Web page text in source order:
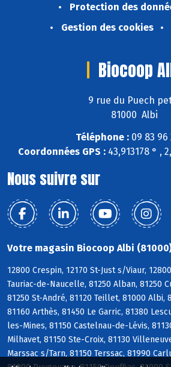
Protection des
Gestion des cookies
Biocoop
9 rue du Puech
81000 Albi
Téléphone : 09 83 96
Coordonnées GPS :43,913178 ° ,
Nous suivre sur
Votre magasin Biocoop Albi
12800 Crespin, 12170 St-Just s/Viaur,
Tauriac-de-Naucelle, 81250 Alban, 81250
81250 St-André, 81120 Teillet, 81000 Albi,
81160 Arthès, 81450 Le Garric, 81380
les-Mines, 81150 Castelnau-de-Lévis,
Milhavet, 81150 Ste-Croix, 81130
Marssac s/Tarn, 81150 Terssac, 81990